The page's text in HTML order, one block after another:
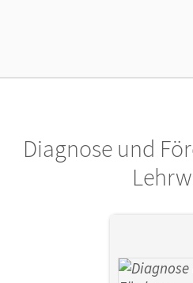
Privatpersonen, die nur mit dem
Diagnose und